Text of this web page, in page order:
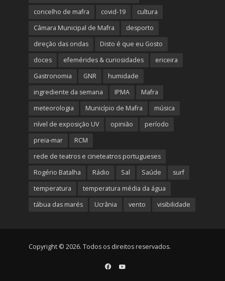
concelho de mafra
covid-19
cultura
Câmara Municipal de Mafra
desporto
direção das ondas
Disto é que eu Gosto
doces
efemérides & curiosidades
ericeira
Gastronomia
GNR
humidade
ingrediente da semana
IPMA
Mafra
meteorologia
Município de Mafra
música
nível de exposição UV
opinião
período
preia-mar
RCM
rede de teatros e cineteatros portugueses
Rogério Batalha
Rádio Sal Saúde
surf
temperatura
temperatura média da água
tábua das marés
Ucrânia vento visibilidade
Copyright © 2026. Todos os direitos reservados.